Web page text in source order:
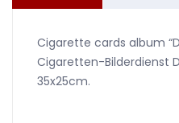
Cigarette cards album
Cigaretten-Bilderdienst
35x25cm.